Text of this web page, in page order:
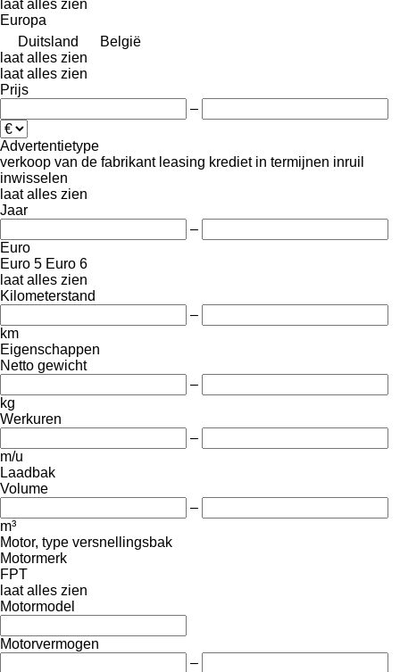
laat alles zien
Europa
Duitsland
België
laat alles zien
laat alles zien
Prijs
–
Advertentietype
verkoop van de fabrikant leasing krediet in termijnen inruil
inwisselen
laat alles zien
Jaar
–
Euro
Euro 5 Euro 6
laat alles zien
Kilometerstand
–
km
Eigenschappen
Netto gewicht
–
kg
Werkuren
–
m/u
Laadbak
Volume
–
m³
Motor, type versnellingsbak
Motormerk
FPT
laat alles zien
Motormodel
Motorvermogen
–